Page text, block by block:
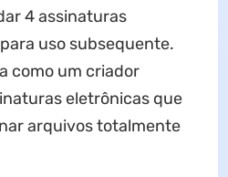
4 assinaturas
uso subsequente.
como um criador
eletrônicas que
arquivos totalmente